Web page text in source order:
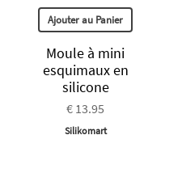
Ajouter au Panier
Moule à mini
esquimaux en
silicone
€ 13.95
Silikomart